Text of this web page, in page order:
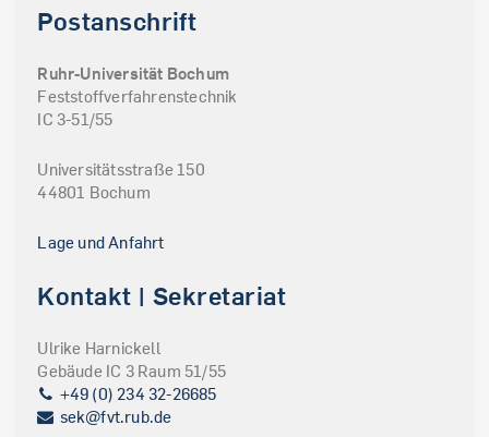
Postanschrift
Ruhr-Universität Bochum
Feststoffverfahrenstechnik
IC 3-51/55
Universitätsstraße 150
44801 Bochum
Lage und Anfahrt
Kontakt | Sekretariat
Ulrike Harnickell
Gebäude IC 3 Raum 51/55
+49 (0) 234 32-26685
sek@fvt.rub.de